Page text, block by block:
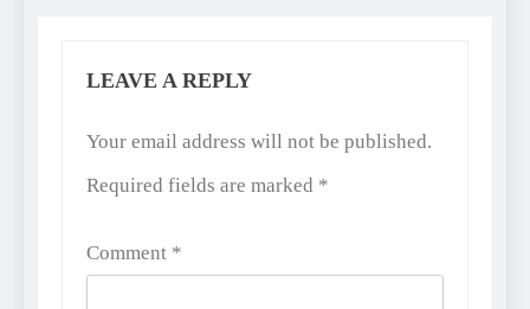
LEAVE A REPLY
Your email address will not be published.
Required fields are marked *
Comment *
Alternative: